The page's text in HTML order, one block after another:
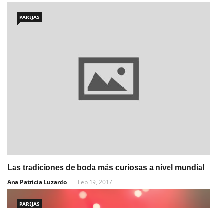
PAREJAS
Las tradiciones de boda más curiosas a nivel mundial
Ana Patricia Luzardo
Feb 19, 2017
PAREJAS